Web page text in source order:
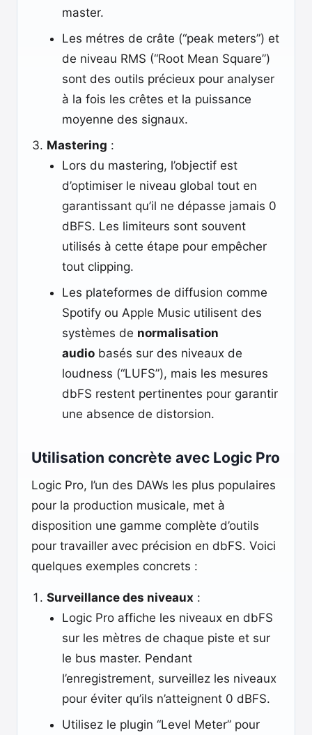
master.
Les métres de crâte (“peak meters”) et
de niveau RMS (“Root Mean Square”)
sont des outils précieux pour analyser
à la fois les crêtes et la puissance
moyenne des signaux.
Mastering :
Lors du mastering, l’objectif est
d’optimiser le niveau global tout en
garantissant qu’il ne dépasse jamais 0
dBFS. Les limiteurs sont souvent
utilisés à cette étape pour empêcher
tout clipping.
Les plateformes de diffusion comme
Spotify ou Apple Music utilisent des
systèmes de normalisation
audio basés sur des niveaux de
loudness (“LUFS”), mais les mesures
dbFS restent pertinentes pour garantir
une absence de distorsion.
Utilisation concrète avec Logic Pro
Logic Pro, l’un des DAWs les plus populaires
pour la production musicale, met à
disposition une gamme complète d’outils
pour travailler avec précision en dbFS. Voici
quelques exemples concrets :
Surveillance des niveaux :
Logic Pro affiche les niveaux en dbFS
sur les mètres de chaque piste et sur
le bus master. Pendant
l’enregistrement, surveillez les niveaux
pour éviter qu’ils n’atteignent 0 dBFS.
Utilisez le plugin “Level Meter” pour